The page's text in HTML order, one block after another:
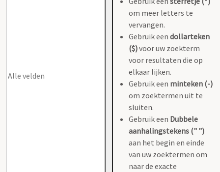
om meer letters te
vervangen.
Gebruik een dollarteken
($)voor uw zoekterm
voor resultaten die op
elkaar lijken.
Gebruik een minteken (-)
om zoektermen uit te
sluiten.
Gebruik een Dubbele
aanhalingstekens (" ")
aan het begin en einde
van uw zoektermen om
naar de exacte